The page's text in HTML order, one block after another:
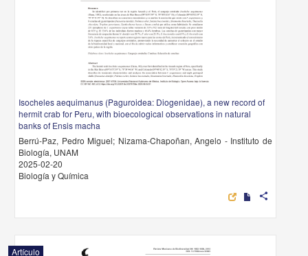
Isocheles aequimanus (Paguroidea: Diogenidae), a new record of
hermit crab for Peru, with bioecological observations in natural
banks of Ensis macha
Berrú-Paz, Pedro Miguel; Nizama-Chapoñan, Angelo - Instituto de
Biología, UNAM
2025-02-20
Biología y Química
share
Artículo